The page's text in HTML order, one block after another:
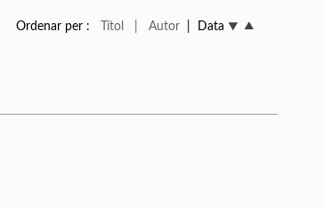
Ordenar per : Títol | Autor| Data